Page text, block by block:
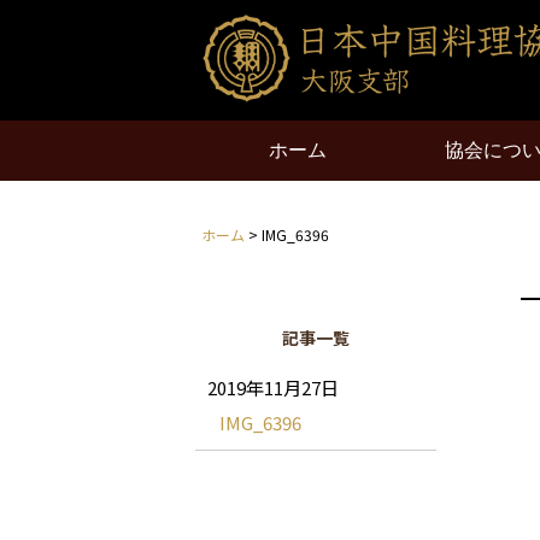
ホーム 協会につ
ホーム > IMG_6396
記事一覧
2019年11月27日
IMG_6396